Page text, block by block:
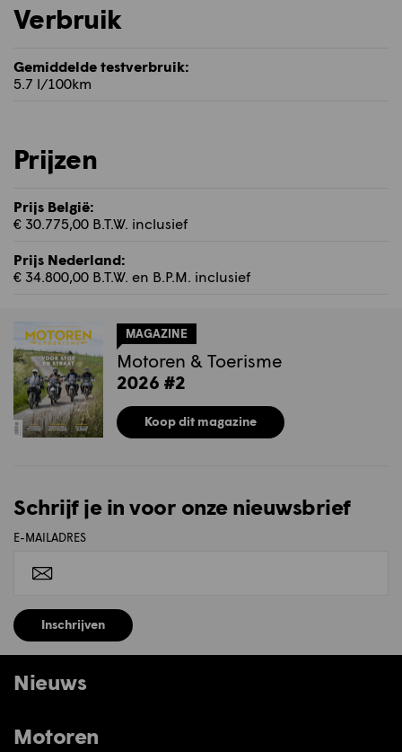
Verbruik
Gemiddelde testverbruik:
5.7 l/100km
Prijzen
Prijs België:
€ 30.775,00 B.T.W. inclusief
Prijs Nederland:
€ 34.800,00 B.T.W. en B.P.M. inclusief
MAGAZINE
Motoren & Toerisme
2026 #2
Koop dit magazine
Schrijf je in voor onze nieuwsbrief
E-MAILADRES
Inschrijven
Nieuws
Motoren